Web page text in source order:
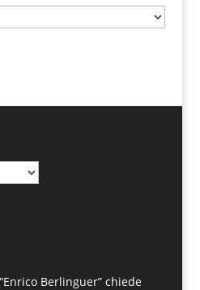
Berlinguer” chiede